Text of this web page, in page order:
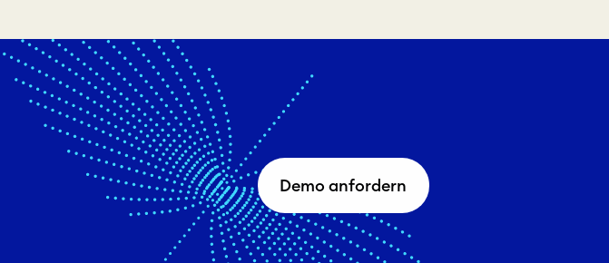
Demo anfordern